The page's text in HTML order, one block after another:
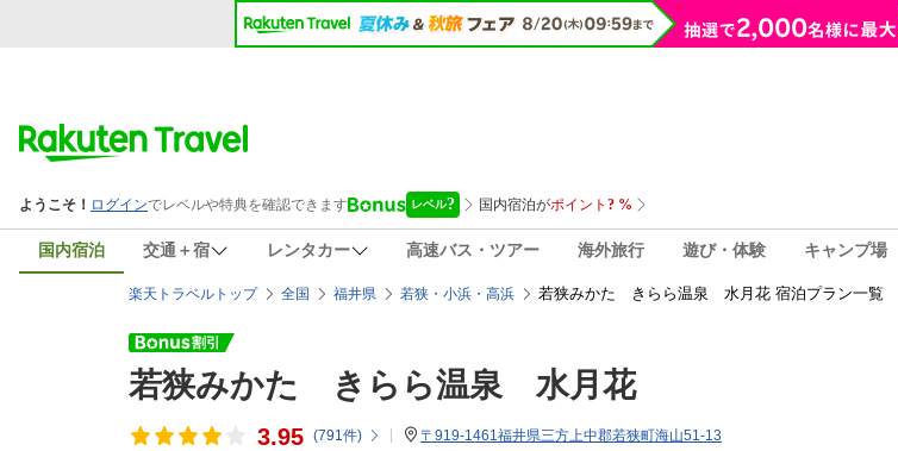
国内宿泊 交通＋宿 レンタカー 高速バス・ツアー 海外旅行 遊び・体験 キャンプ場
楽天トラベルトップ 全国 福井県 若狭・小浜・高浜 若狭みかた きらら温泉 水月花 宿泊プラン一覧
若狭みかた きらら温泉 水月花
3.95 (791件) 〒919-1461福井県三方上中郡若狭町海山51-13